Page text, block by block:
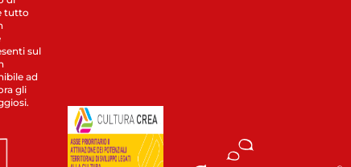
tutto
sul
ad
gli